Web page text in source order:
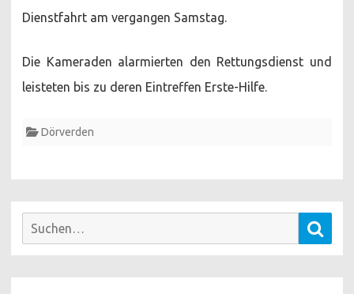
Dienstfahrt am vergangen Samstag.
Die Kameraden alarmierten den Rettungsdienst und
leisteten bis zu deren Eintreffen Erste-Hilfe.
Dörverden
Suchen